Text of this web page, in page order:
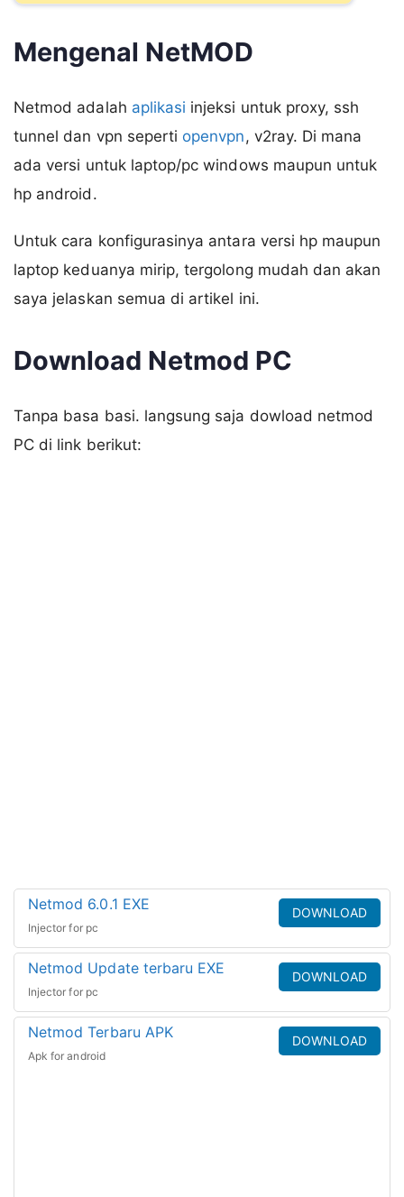
Mengenal NetMOD
Netmod adalah aplikasi injeksi untuk proxy, ssh
tunnel dan vpn seperti openvpn, v2ray. Di mana
ada versi untuk laptop/pc windows maupun untuk
hp android.
Untuk cara konfigurasinya antara versi hp maupun
laptop keduanya mirip, tergolong mudah dan akan
saya jelaskan semua di artikel ini.
Download Netmod PC
Tanpa basa basi. langsung saja dowload netmod
PC di link berikut:
Netmod 6.0.1 EXE
Injector for pc
DOWNLOAD
Netmod Update terbaru EXE
Injector for pc
DOWNLOAD
Netmod Terbaru APK
Apk for android
DOWNLOAD